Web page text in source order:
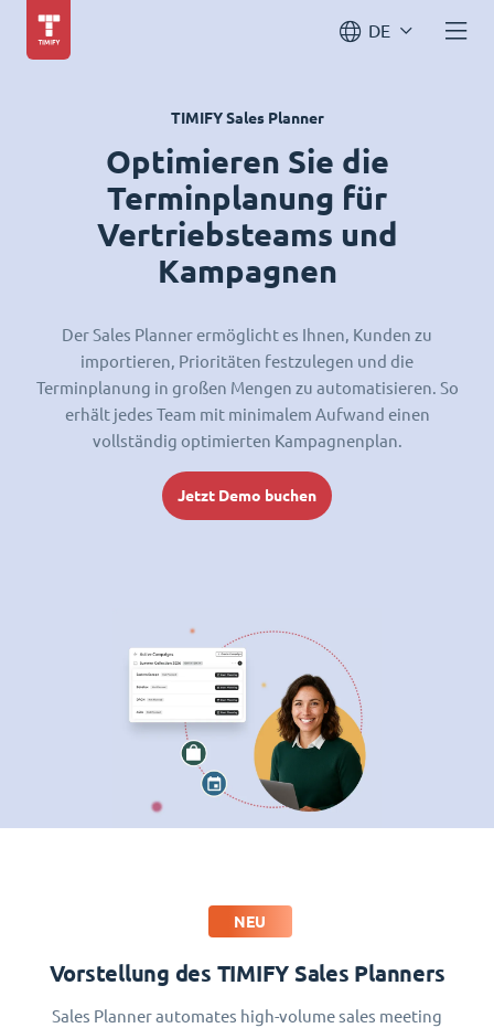
DE
TIMIFY Sales Planner
Optimieren Sie die
Terminplanung für
Vertriebsteams und
Kampagnen
Der Sales Planner ermöglicht es Ihnen, Kunden zu
importieren, Prioritäten festzulegen und die
Terminplanung in großen Mengen zu automatisieren. So
erhält jedes Team mit minimalem Aufwand einen
vollständig optimierten Kampagnenplan.
Jetzt Demo buchen
NEU
Vorstellung des TIMIFY Sales Planners
Sales Planner automates high-volume sales meeting